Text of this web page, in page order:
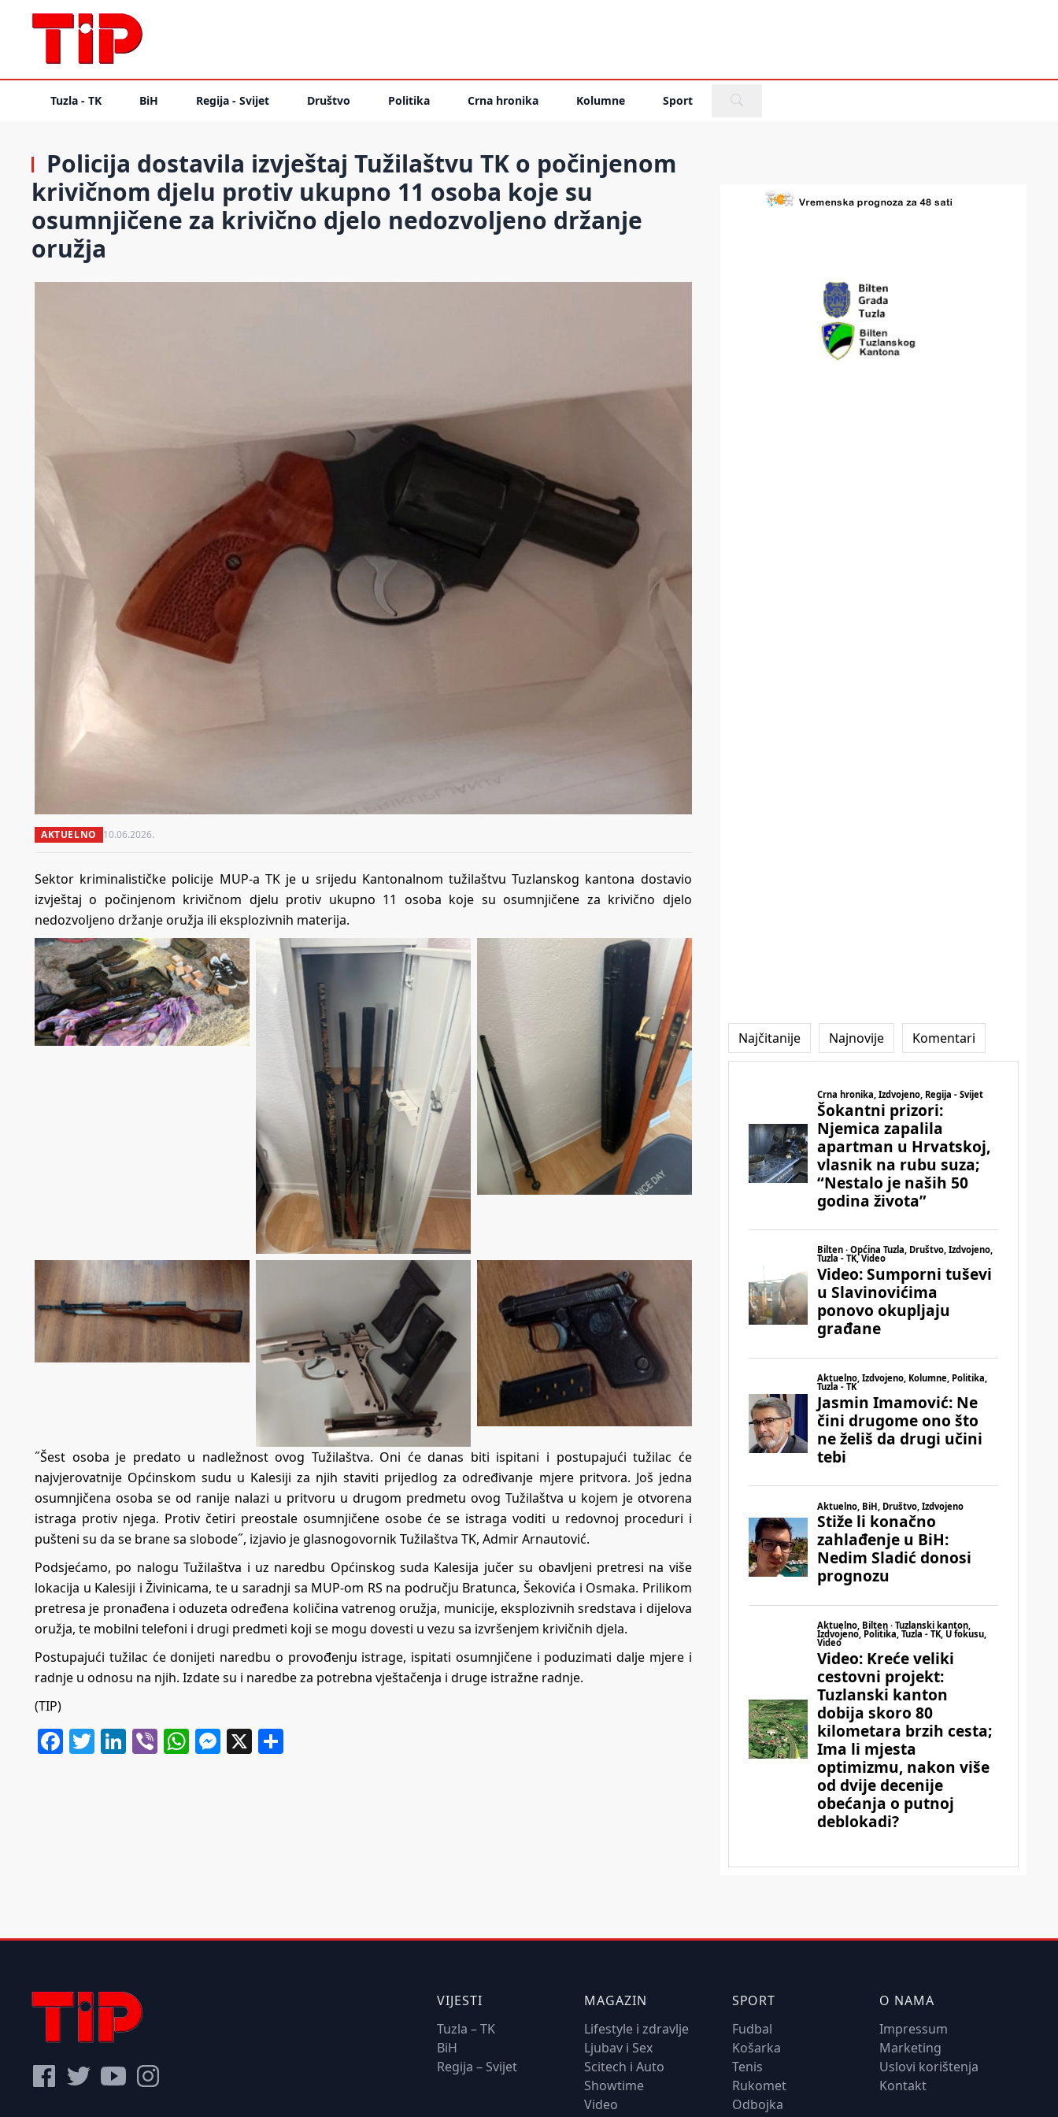
Tuzla - TK BiH Regija - Svijet Društvo Politika Crna hronika Kolumne Sport
Policija dostavila izvještaj Tužilaštvu TK o počinjenom
krivičnom djelu protiv ukupno 11 osoba koje su
osumnjičene za krivično djelo nedozvoljeno držanje
oružja
AKTUELNO 10.06.2026.
Sektor kriminalističke policije MUP-a TK je u srijedu Kantonalnom tužilaštvu Tuzlanskog kantona dostavio
izvještaj o počinjenom krivičnom djelu protiv ukupno 11 osoba koje su osumnjičene za krivično djelo
nedozvoljeno držanje oružja ili eksplozivnih materija.
˝Šest osoba je predato u nadležnost ovog Tužilaštva. Oni će danas biti ispitani i postupajući tužilac će
najvjerovatnije Općinskom sudu u Kalesiji za njih staviti prijedlog za određivanje mjere pritvora. Još jedna
osumnjičena osoba se od ranije nalazi u pritvoru u drugom predmetu ovog Tužilaštva u kojem je otvorena
istraga protiv njega. Protiv četiri preostale osumnjičene osobe će se istraga voditi u redovnoj proceduri i
pušteni su da se brane sa slobode˝, izjavio je glasnogovornik Tužilaštva TK, Admir Arnautović.
Podsjećamo, po nalogu Tužilaštva i uz naredbu Općinskog suda Kalesija jučer su obavljeni pretresi na više
lokacija u Kalesiji i Živinicama, te u saradnji sa MUP-om RS na području Bratunca, Šekovića i Osmaka. Prilikom
pretresa je pronađena i oduzeta određena količina vatrenog oružja, municije, eksplozivnih sredstava i dijelova
oružja, te mobilni telefoni i drugi predmeti koji se mogu dovesti u vezu sa izvršenjem krivičnih djela.
Postupajući tužilac će donijeti naredbu o provođenju istrage, ispitati osumnjičene i poduzimati dalje mjere i
radnje u odnosu na njih. Izdate su i naredbe za potrebna vještačenja i druge istražne radnje.
(TIP)
Facebook
Twitter
LinkedIn
ViberWhatsApp
Messenger
X
Najčitanije Najnovije Komentari
VIJESTI
Tuzla – TK
BiH
Regija – Svijet
MAGAZIN
Lifestyle i zdravlje
Ljubav i Sex
Scitech i Auto
Showtime
Video
SPORT
Fudbal
Košarka
Tenis
Rukomet
Odbojka
O NAMA
Impressum
Marketing
Uslovi korištenja
Kontakt